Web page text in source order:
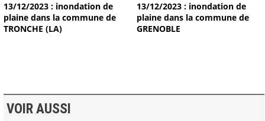
13/12/2023 : inondation de
plaine dans la commune de
TRONCHE (LA)
13/12/2023 : inondation de
plaine dans la commune de
GRENOBLE
VOIR AUSSI